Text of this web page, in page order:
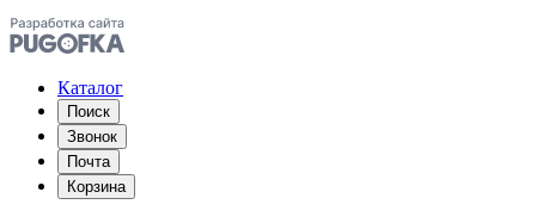
Каталог
Поиск
Звонок
Почта
Корзина